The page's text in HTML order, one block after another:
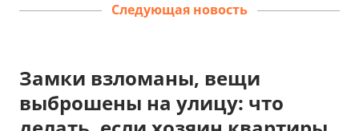
Следующая новость
Замки взломаны, вещи
выброшены на улицу: что